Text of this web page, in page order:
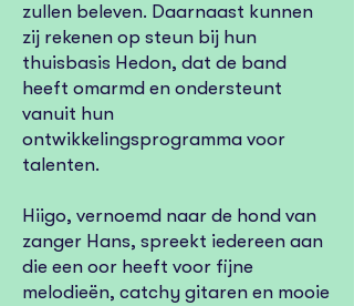
zullen beleven. Daarnaast kunnen
zij rekenen op steun bij hun
thuisbasis Hedon, dat de band
heeft omarmd en ondersteunt
vanuit hun
ontwikkelingsprogramma voor
talenten.
Hiigo, vernoemd naar de hond van
zanger Hans, spreekt iedereen aan
die een oor heeft voor fijne
melodieën, catchy gitaren en mooie